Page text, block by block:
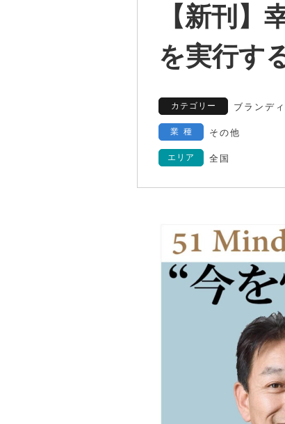
【新刊
を実行す
カテゴリー ブランデ
業種 その他
エリア 全国